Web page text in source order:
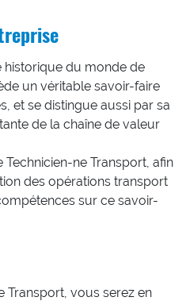
historique du monde de
un véritable savoir-faire
et se distingue aussi par sa
de la chaîne de valeur
ne Transport, afin
des opérations transport
sur ce savoir-
Transport, vous serez en